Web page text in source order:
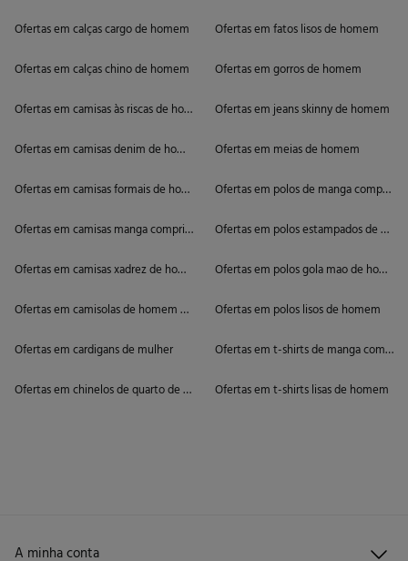
Ofertas em calças cargo de homem
Ofertas em calças chino de homem
Ofertas em camisas às riscas de homem
Ofertas em camisas denim de homem
Ofertas em camisas formais de homem
Ofertas em camisas manga comprida de homem
Ofertas em camisas xadrez de homem
Ofertas em camisolas de homem de gola alta
Ofertas em cardigans de mulher
Ofertas em chinelos de quarto de homem
Ofertas em fatos lisos de homem
Ofertas em gorros de homem
Ofertas em jeans skinny de homem
Ofertas em meias de homem
Ofertas em polos de manga comprida
Ofertas em polos estampados de
Ofertas em polos gola mao de homem
Ofertas em polos lisos de homem
Ofertas em t-shirts de manga
Ofertas em t-shirts lisas de homem
A minha conta